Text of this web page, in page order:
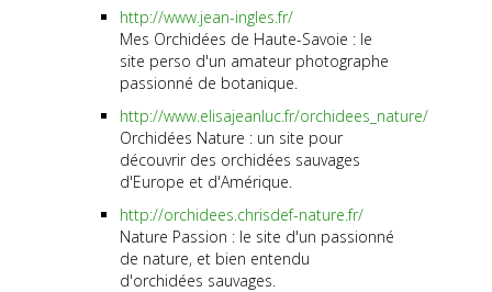
http://www.jean-ingles.fr/
Mes Orchidées de Haute-Savoie : le
site perso d'un amateur photographe
passionné de botanique.
http://www.elisajeanluc.fr/orchidees_nature/
Orchidées Nature : un site pour
découvrir des orchidées sauvages
d'Europe et d'Amérique.
http://orchidees.chrisdef-nature.fr/
Nature Passion : le site d'un passionné
de nature, et bien entendu
d'orchidées sauvages.